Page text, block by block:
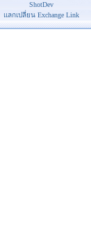
ShotDev
แลกเปลี่ยน Exchange Link